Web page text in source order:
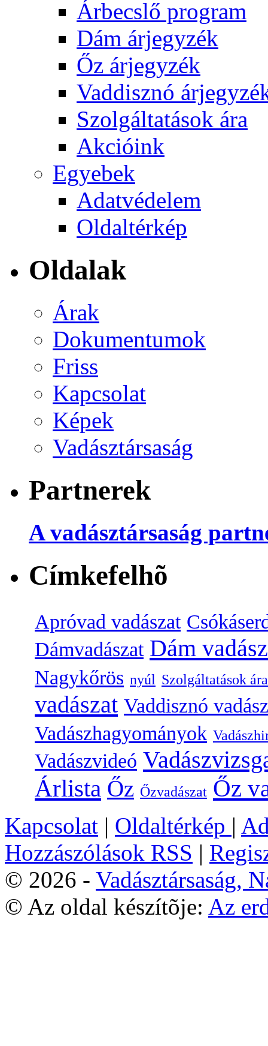
Árbecslő program
Dám árjegyzék
Őz árjegyzék
Vaddisznó
Szolgáltatások ára
Akcióink
Egyebek
Adatvédelem
Oldaltérkép
Oldalak
Árak
Dokumentumok
Friss
Kapcsolat
Képek
Vadásztársaság
Partnerek
A vadásztársaság
Címkefelhõ
Apróvad vadászat
Dámvadászat Dám
Nagykőrös nyúl Szolgáltatások ára
vadászat Vaddisznó
Vadászhagyományok
Vadászvideó
Árlista Őz Őzvadászat Őz
Kapcsolat | Oldaltérkép |
Hozzászólások RSS |
© 2026 - Vadásztársaság,
© Az oldal készítõje: Az